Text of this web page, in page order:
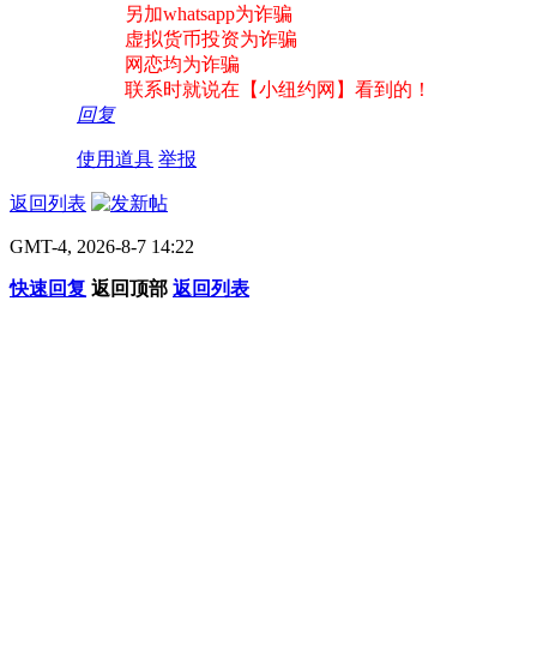
另加whatsapp为诈骗
虚拟货币投资为诈骗
网恋均为诈骗
联系时就说在【小纽约网】看到的！
回复
使用道具 举报
返回列表
GMT-4, 2026-8-7 14:22
快速回复 返回顶部 返回列表